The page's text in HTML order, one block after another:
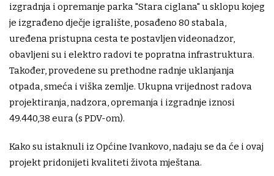
izgradnja i opremanje parka "Stara ciglana" u sklopu kojeg
je izgrađeno dječje igralište, posađeno 80 stabala,
uređena pristupna cesta te postavljen videonadzor,
obavljeni su i elektro radovi te popratna infrastruktura.
Također, provedene su prethodne radnje uklanjanja
otpada, smeća i viška zemlje. Ukupna vrijednost radova
projektiranja, nadzora, opremanja i izgradnje iznosi
49.440,38 eura (s PDV-om).
Kako su istaknuli iz Općine Ivankovo, nadaju se da će i ovaj
projekt pridonijeti kvaliteti života mještana.